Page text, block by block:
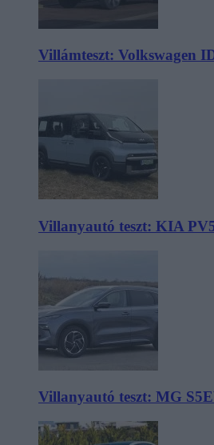
Villámteszt: Volkswagen
Villanyautó teszt: KIA PV5
Villanyautó teszt: MG